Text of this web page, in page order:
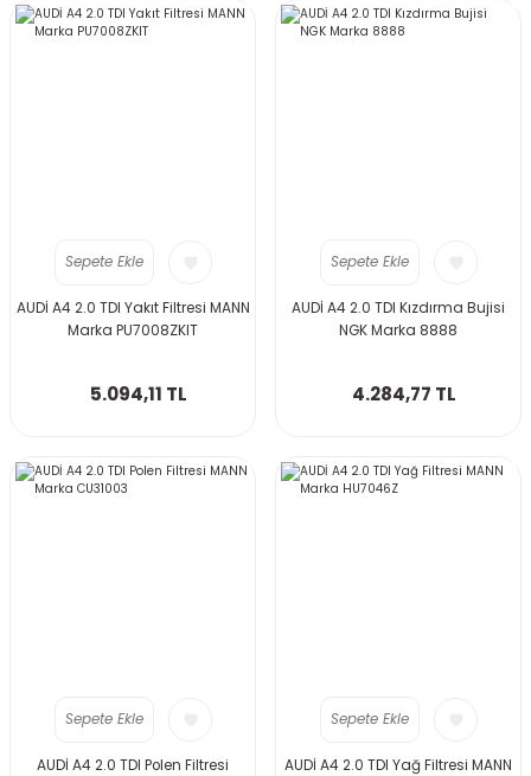
Sepete Ekle
AUDİ A4 2.0 TDI Yakıt Filtresi MANN
Marka PU7008ZKIT
5.094,11 TL
Sepete Ekle
AUDİ A4 2.0 TDI Kızdırma Bujisi
NGK Marka 8888
4.284,77 TL
Sepete Ekle
AUDİ A4 2.0 TDI Polen Filtresi
Sepete Ekle
AUDİ A4 2.0 TDI Yağ Filtresi MANN